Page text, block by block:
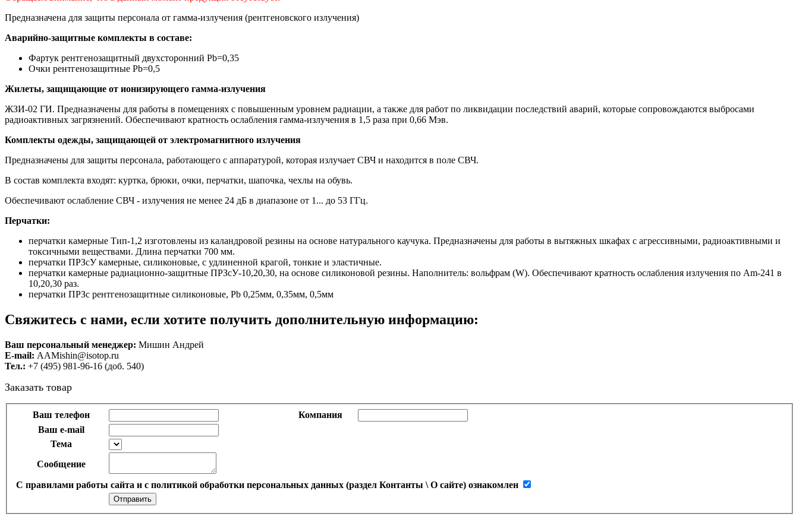
Предназначена для защиты персонала от гамма-излучения (рентгеновского излучения)
Аварийно-защитные комплекты в составе:
Фартук рентгенозащитный двухсторонний Рb=0,35
Очки рентгенозащитные Рb=0,5
Жилеты, защищающие от ионизирующего гамма-излучения
ЖЗИ-02 ГИ. Предназначены для работы в помещениях с повышенным уровнем радиации, а также для работ по ликвидации последствий аварий, которые сопровождаются выбросами
радиоактивных загрязнений. Обеспечивают кратность ослабления гамма-излучения в 1,5 раза при 0,66 Мэв.
Комплекты одежды, защищающей от электромагнитного излучения
Предназначены для защиты персонала, работающего с аппаратурой, которая излучает СВЧ и находится в поле СВЧ.
В состав комплекта входят: куртка, брюки, очки, перчатки, шапочка, чехлы на обувь.
Обеспечивают ослабление СВЧ - излучения не менее 24 дБ в диапазоне от 1... до 53 ГГц.
Перчатки:
перчатки камерные Тип-1,2 изготовлены из каландровой резины на основе натурального каучука. Предназначены для работы в вытяжных шкафах с агрессивными, радиоактивными и
токсичными веществами. Длина перчатки 700 мм.
перчатки ПРЗсУ камерные, силиконовые, с удлиненной крагой, тонкие и эластичные.
перчатки камерные радиационно-защитные ПРЗсУ-10,20,30, на основе силиконовой резины. Наполнитель: вольфрам (W). Обеспечивают кратность ослабления излучения по Аm-241 в
10,20,30 раз.
перчатки ПРЗс рентгенозащитные силиконовые, Рb 0,25мм, 0,35мм, 0,5мм
Свяжитесь с нами, если хотите получить дополнительную информацию:
Ваш персональный менеджер: Мишин Андрей
E-mail: AAMishin@isotop.ru
Тел.: +7 (495) 981-96-16 (доб. 540)
Заказать товар
Ваш телефон
Компания
Ваш e-mail
Тема
Сообщение
С правилами работы сайта и с политикой обработки персональных данных (раздел Контанты \ О сайте) ознакомлен